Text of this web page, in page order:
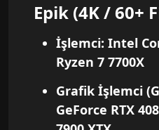
Epik (4K / 60+
İşlemci: Intel
Ryzen 7 7700X
Grafik İşlemci
GeForce RTX